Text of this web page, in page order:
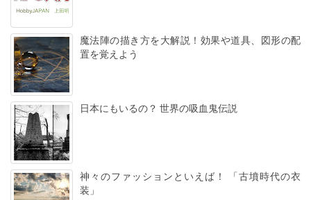
魔法陣の描き方を大解説！効果や道具、図形の配
置を覚えよう
日本にもいるの？ 世界の吸血鬼伝説
神々のファッションといえば！ 「古墳時代の衣
装」